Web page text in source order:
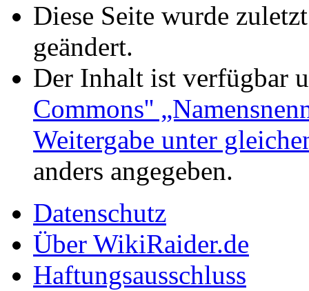
Diese Seite wurde
geändert.
Der Inhalt ist verfügbar
Commons''
Weitergabe unter
anders angegeben.
Datenschutz
Über WikiRaider.de
Haftungsausschluss